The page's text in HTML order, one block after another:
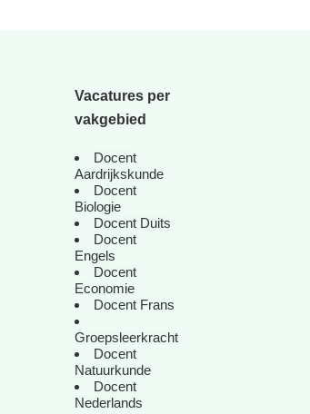
Vacatures per
vakgebied
Docent
Aardrijkskunde
Docent
Biologie
Docent Duits
Docent
Engels
Docent
Economie
Docent Frans
Groepsleerkracht
Docent
Natuurkunde
Docent
Nederlands